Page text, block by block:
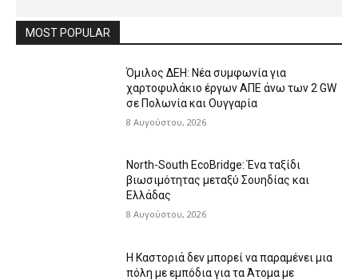
MOST POPULAR
Όμιλος ΔΕΗ: Νέα συμφωνία για
χαρτοφυλάκιο έργων ΑΠΕ άνω των 2 GW
σε Πολωνία και Ουγγαρία
8 Αυγούστου, 2026
North-South EcoBridge: Ένα ταξίδι
βιωσιμότητας μεταξύ Σουηδίας και
Ελλάδας
8 Αυγούστου, 2026
Η Καστοριά δεν μπορεί να παραμένει μια
πόλη με εμπόδια για τα Άτομα με